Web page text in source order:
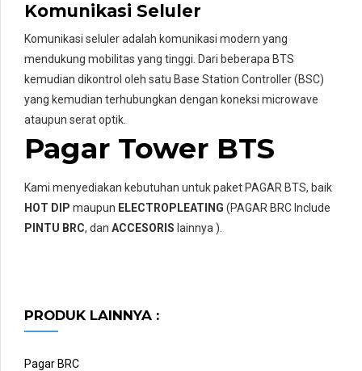
Komunikasi Seluler
Komunikasi seluler adalah komunikasi modern yang
mendukung mobilitas yang tinggi. Dari beberapa BTS
kemudian dikontrol oleh satu Base Station Controller (BSC)
yang kemudian terhubungkan dengan koneksi microwave
ataupun serat optik.
Pagar Tower BTS
Kami menyediakan kebutuhan untuk paket PAGAR BTS, baik
HOT DIP maupun ELECTROPLEATING (PAGAR BRC Include
PINTU BRC, dan ACCESORIS lainnya ).
PRODUK LAINNYA :
Pagar BRC